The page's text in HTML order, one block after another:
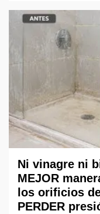
Ni vinagre ni
MEJOR
los orificios
PERDER